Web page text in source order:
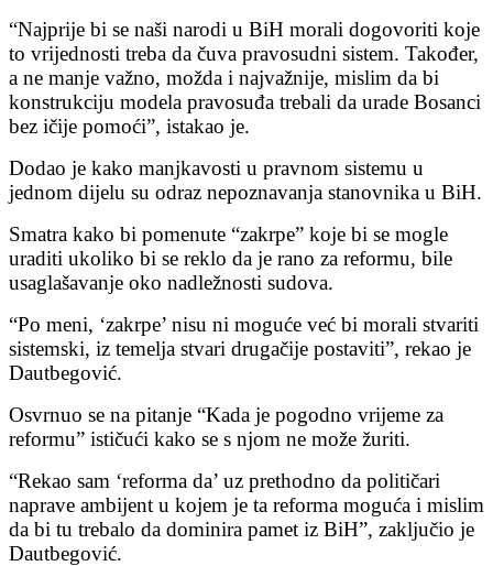
“Najprije bi se naši narodi u BiH morali dogovoriti koje
to vrijednosti treba da čuva pravosudni sistem. Također,
a ne manje važno, možda i najvažnije, mislim da bi
konstrukciju modela pravosuđa trebali da urade Bosanci
bez ičije pomoći”, istakao je.
Dodao je kako manjkavosti u pravnom sistemu u
jednom dijelu su odraz nepoznavanja stanovnika u BiH.
Smatra kako bi pomenute “zakrpe” koje bi se mogle
uraditi ukoliko bi se reklo da je rano za reformu, bile
usaglašavanje oko nadležnosti sudova.
“Po meni, ‘zakrpe’ nisu ni moguće već bi morali stvariti
sistemski, iz temelja stvari drugačije postaviti”, rekao je
Dautbegović.
Osvrnuo se na pitanje “Kada je pogodno vrijeme za
reformu” ističući kako se s njom ne može žuriti.
“Rekao sam ‘reforma da’ uz prethodno da političari
naprave ambijent u kojem je ta reforma moguća i mislim
da bi tu trebalo da dominira pamet iz BiH”, zaključio je
Dautbegović.